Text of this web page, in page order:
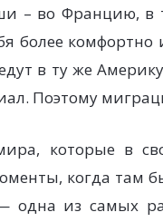
– во Францию, в
более
в ту же
Поэтому
которые в
когда там
одна из самых